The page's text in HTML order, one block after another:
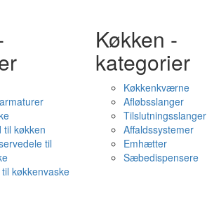
til køkken
til
køkkenvaske
Køkken -
kategorier
Køkkenkværne
Afløbsslanger
Tilslutningsslanger
Affaldssystemer
Emhætter
Sæbedispensere